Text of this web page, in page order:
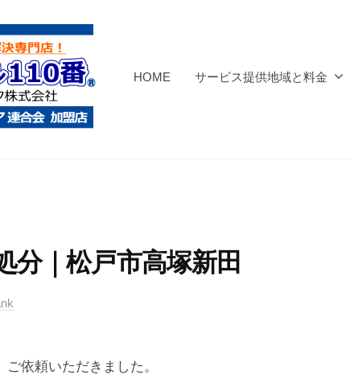
HOME サービス提供地域と料金
分｜松戸市高塚新田
依頼いただきました。